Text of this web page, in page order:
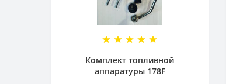
Комплект топливной
аппаратуры 178F